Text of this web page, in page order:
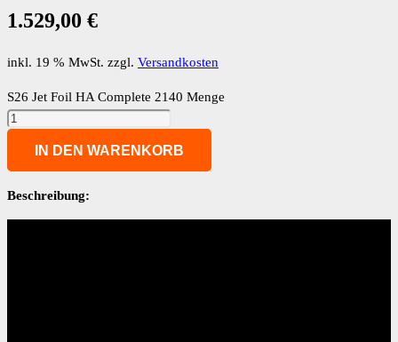
1.529,00 €
inkl. 19 % MwSt. zzgl. Versandkosten
S26 Jet Foil HA Complete 2140 Menge
IN DEN WARENKORB
Beschreibung: